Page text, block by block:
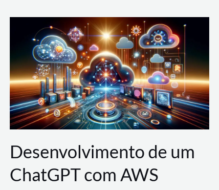
Nuvem:
Google
Cloud,
AWS
e
Azure
Desenvolvimento de um
ChatGPT com AWS